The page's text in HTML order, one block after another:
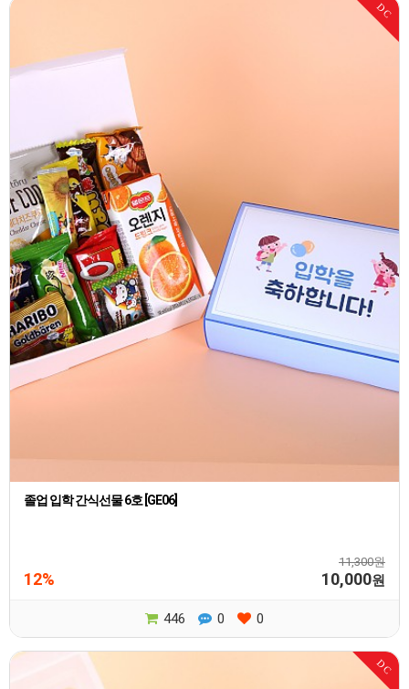
DC
졸업 입학 간식선물 6호 [GE06]
11,300원
12% 10,000원
446 0 0
DC